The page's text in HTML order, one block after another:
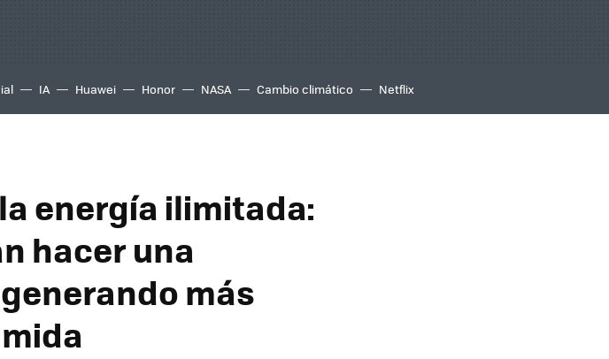
IA Huawei Honor NASA Cambio climático Netflix
energía ilimitada:
hacer una
más